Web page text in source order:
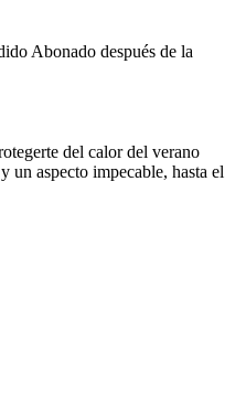
Abonado después de la
del calor del verano
un aspecto impecable, hasta el